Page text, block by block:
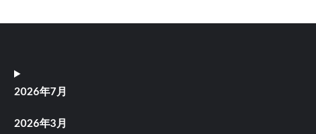
2026年7月
2026年3月